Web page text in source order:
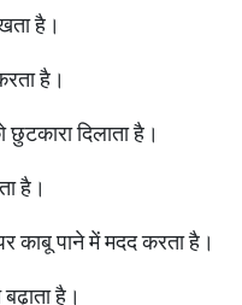
है।
है।
छुटकारा दिलाता है।
है।
काबू पाने में मदद करता है।
है।